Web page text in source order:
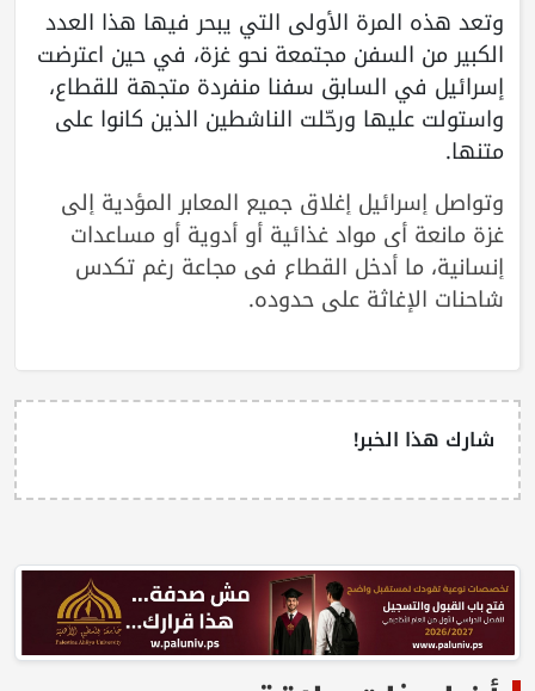
وتعد هذه المرة الأولى التي يبحر فيها هذا العدد
الكبير من السفن مجتمعة نحو غزة، في حين اعترضت
إسرائيل في السابق سفنا منفردة متجهة للقطاع،
واستولت عليها ورحّلت الناشطين الذين كانوا على
متنها.
وتواصل إسرائيل إغلاق جميع المعابر المؤدية إلى
غزة مانعة أي مواد غذائية أو أدوية أو مساعدات
إنسانية، ما أدخل القطاع في مجاعة رغم تكدس
شاحنات الإغاثة على حدوده.
شارك هذا الخبر!